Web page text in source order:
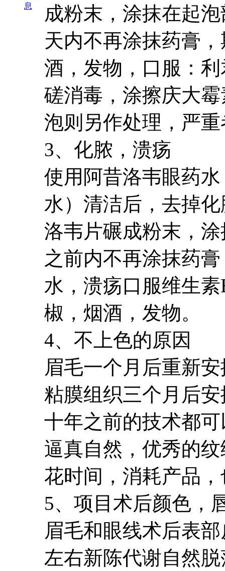
息
成粉末，涂抹在起
天内不再涂抹药膏
酒，发物，口服：
磋消毒，涂擦庆大
泡则另作处理，严
3、化脓，溃疡
使用阿昔洛韦眼药
水）清洁后，去掉
洛韦片碾成粉末，
之前内不再涂抹药
水，溃疡口服维生
椒，烟酒，发物。
4、不上色的原因
眉毛一个月后重新
粘膜组织三个月后
十年之前的技术都
逼真自然，优秀的
花时间，消耗产品
5、项目术后颜色，
眉毛和眼线术后表
左右新陈代谢自然